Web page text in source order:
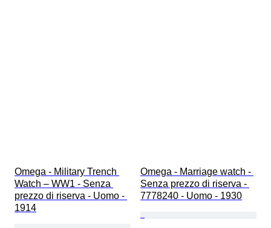
Omega - Military Trench
Watch – WW1 - Senza
prezzo di riserva - Uomo -
1914
Omega - Marriage watch -
Senza prezzo di riserva -
7778240 - Uomo - 1930